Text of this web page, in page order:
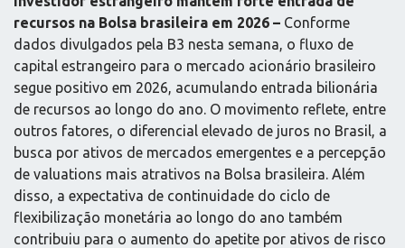
recursos na Bolsa brasileira em 2026 – Conforme
dados divulgados pela B3 nesta semana, o fluxo de
capital estrangeiro para o mercado acionário brasileiro
segue positivo em 2026, acumulando entrada bilionária
de recursos ao longo do ano. O movimento reflete, entre
outros fatores, o diferencial elevado de juros no Brasil, a
busca por ativos de mercados emergentes e a percepção
de valuations mais atrativos na Bolsa brasileira. Além
disso, a expectativa de continuidade do ciclo de
flexibilização monetária ao longo do ano também
contribuiu para o aumento do apetite por ativos de risco